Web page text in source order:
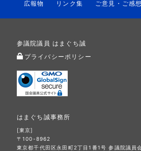
広報物
リンク集 ご意見・ご感想
参議院議員 はまぐち誠
プライバシーポリシー
はまぐち誠事務所
[東京]
〒100-8962
東京都千代田区永田町2丁目1番1号 参議院議員